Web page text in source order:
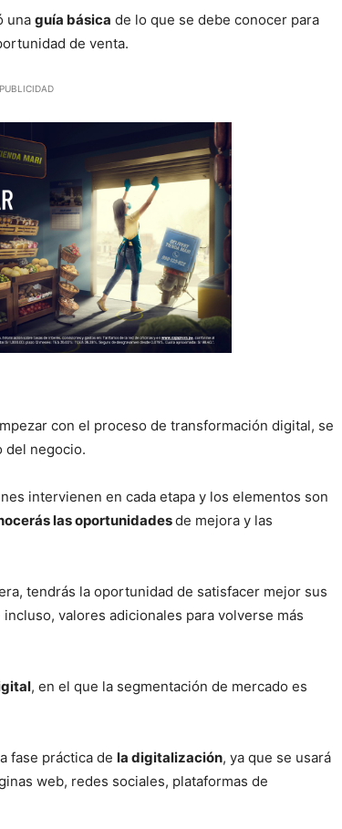
una guía básica de lo que se debe conocer para
de venta.
PUBLICIDAD
con el proceso de transformación digital, se
del negocio.
intervienen en cada etapa y los elementos son
las oportunidadesde mejora y las
tendrás la oportunidad de satisfacer mejor sus
valores adicionales para volverse más
, en el que la segmentación de mercado es
fase práctica de la digitalización, ya que se usará
web, redes sociales, plataformas de